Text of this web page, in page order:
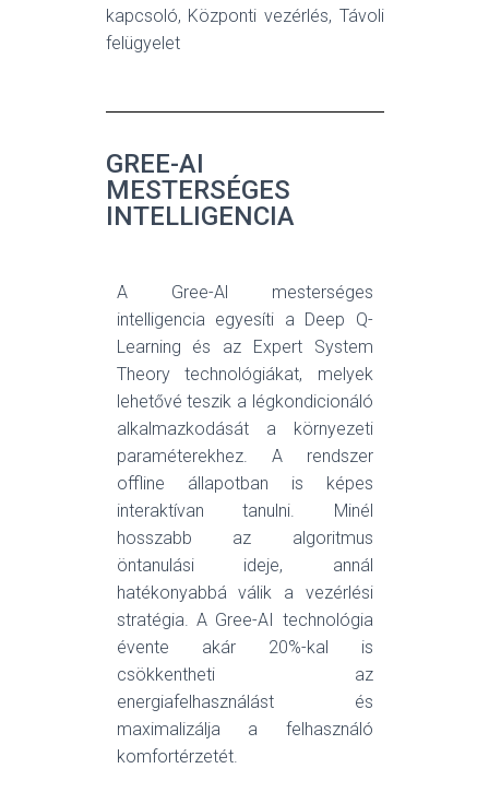
kapcsoló, Központi vezérlés, Távoli
felügyelet
GREE-AI
MESTERSÉGES
INTELLIGENCIA
A Gree-Al mesterséges
intelligencia egyesíti a Deep Q-
Learning és az Expert System
Theory technológiákat, melyek
lehetővé teszik a légkondicionáló
alkalmazkodását a környezeti
paraméterekhez. A rendszer
offline állapotban is képes
interaktívan tanulni. Minél
hosszabb az algoritmus
öntanulási ideje, annál
hatékonyabbá válik a vezérlési
stratégia. A Gree-AI technológia
évente akár 20%-kal is
csökkentheti az
energiafelhasználást és
maximalizálja a felhasználó
komfortérzetét.